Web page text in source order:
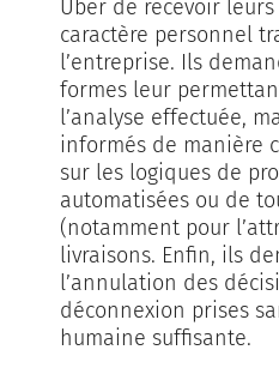
Uber de recevoir
caractère personnel
l’entreprise. Ils
formes leur
l’analyse effectuée,
informés de manière
sur les logiques de
automatisées ou de
(notamment pour
livraisons. Enfin, ils
l’annulation des
déconnexion prises
humaine suffisante.